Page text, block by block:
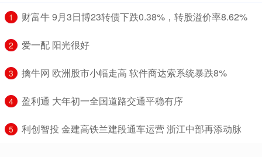
1 ​财富牛 9月3日博23转债下跌0.38%，转股溢价率8.62%
2 ​爱一配 阳光很好
3 ​擒牛网 欧洲股市小幅走高 软件商达索系统暴跌8%
4 ​盈利通 大年初一全国道路交通平稳有序
5 ​利创智投 金建高铁兰建段通车运营 浙江中部再添动脉